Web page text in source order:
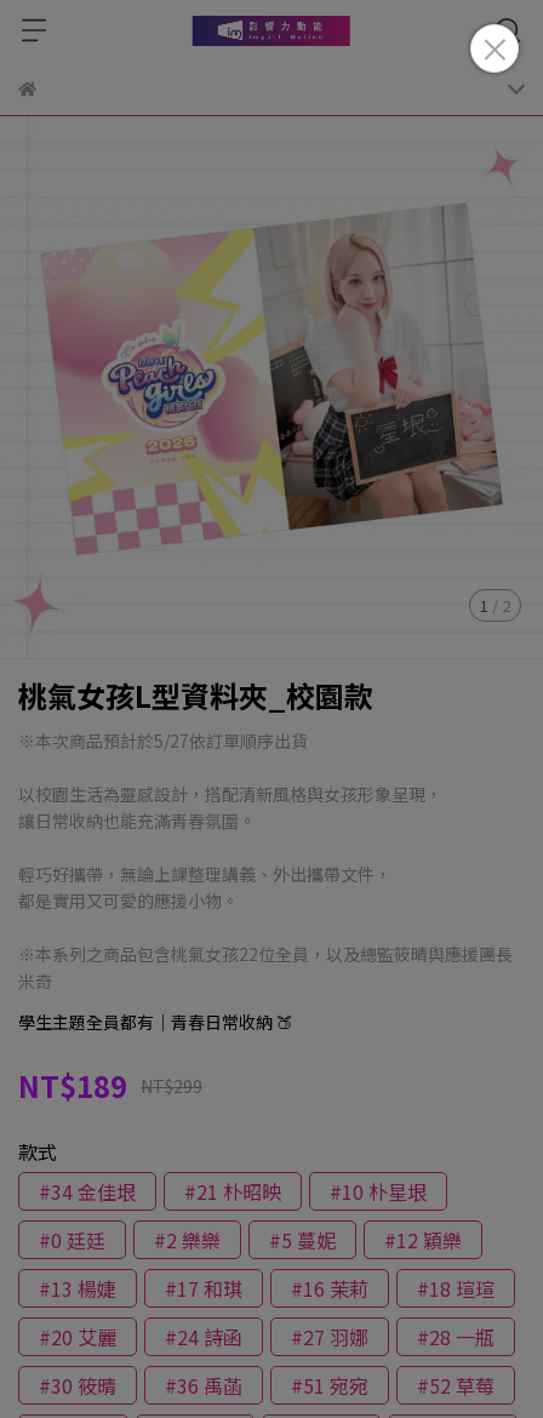
1 / 2
桃氣女孩L型資料夾_校園款
※本次商品預計於5/27依訂單順序出貨
以校園生活為靈感設計，搭配清新風格與女孩形象呈現，
讓日常收納也能充滿青春氛圍。
輕巧好攜帶，無論上課整理講義、外出攜帶文件，
都是實用又可愛的應援小物。
※本系列之商品包含桃氣女孩22位全員，以及總監筱晴與應援團長
米奇
學生主題全員都有｜青春日常收納 🍑
NT$189 NT$299
款式
#34 金佳垠
#21 朴昭映
#10 朴星垠
#0 廷廷
#2 樂樂 #5 蔓妮
#12 穎樂
#13 楊婕
#17 和琪 #16 茉莉
#18 瑄瑄
#20 艾麗
#24 詩函 #27 羽娜
#28 一瓶
#30 筱晴
#36 禹菡 #51 宛宛
#52 草莓